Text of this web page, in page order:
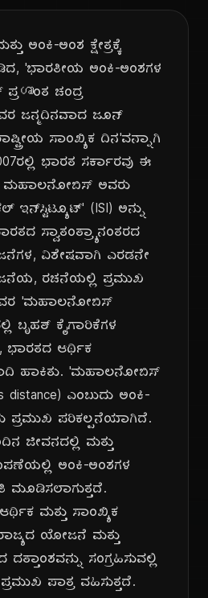
ಅಂಕಿ-ಅಂಶ ಕ್ಷೇತ್ರಕ್ಕೆ
'ಭಾರತೀಯ ಅಂಕಿ-ಅಂಶಗಳ
ಚಂದ್ರ
ಜನ್ಮದಿನವಾದ ಜೂನ್
ಸಾಂಖ್ಯಿಕ ದಿನ'ವನ್ನಾಗಿ
ಭಾರತ ಸರ್ಕಾರವು ಈ
ಮಹಾಲನೋಬಿಸ್ ಅವರು
ಇನ್‌ಸ್ಟಿಟ್ಯೂಟ್' (ISI) ಅನ್ನು
ಸ್ವಾತಂತ್ರ್ಯಾನಂತರದ
ವಿಶೇಷವಾಗಿ ಎರಡನೇ
ರಚನೆಯಲ್ಲಿ ಪ್ರಮುಖ
ಅವರ 'ಮಹಾಲನೋಬಿಸ್
ಬೃಹತ್ ಕೈಗಾರಿಕೆಗಳ
ಭಾರತದ ಆರ್ಥಿಕ
ಹಾಕಿತು. 'ಮಹಾಲನೋಬಿಸ್
distance) ಎಂಬುದು ಅಂಕಿ-
ಪ್ರಮುಖ ಪರಿಕಲ್ಪನೆಯಾಗಿದೆ.
ಜೀವನದಲ್ಲಿ ಮತ್ತು
ಅಂಕಿ-ಅಂಶಗಳ
ಮೂಡಿಸಲಾಗುತ್ತದೆ.
ಮತ್ತು ಸಾಂಖ್ಯಿಕ
ಯೋಜನೆ ಮತ್ತು
ಸಂಗ್ರಹಿಸುವಲ್ಲಿ
ಪಾತ್ರ ವಹಿಸುತ್ತದೆ.